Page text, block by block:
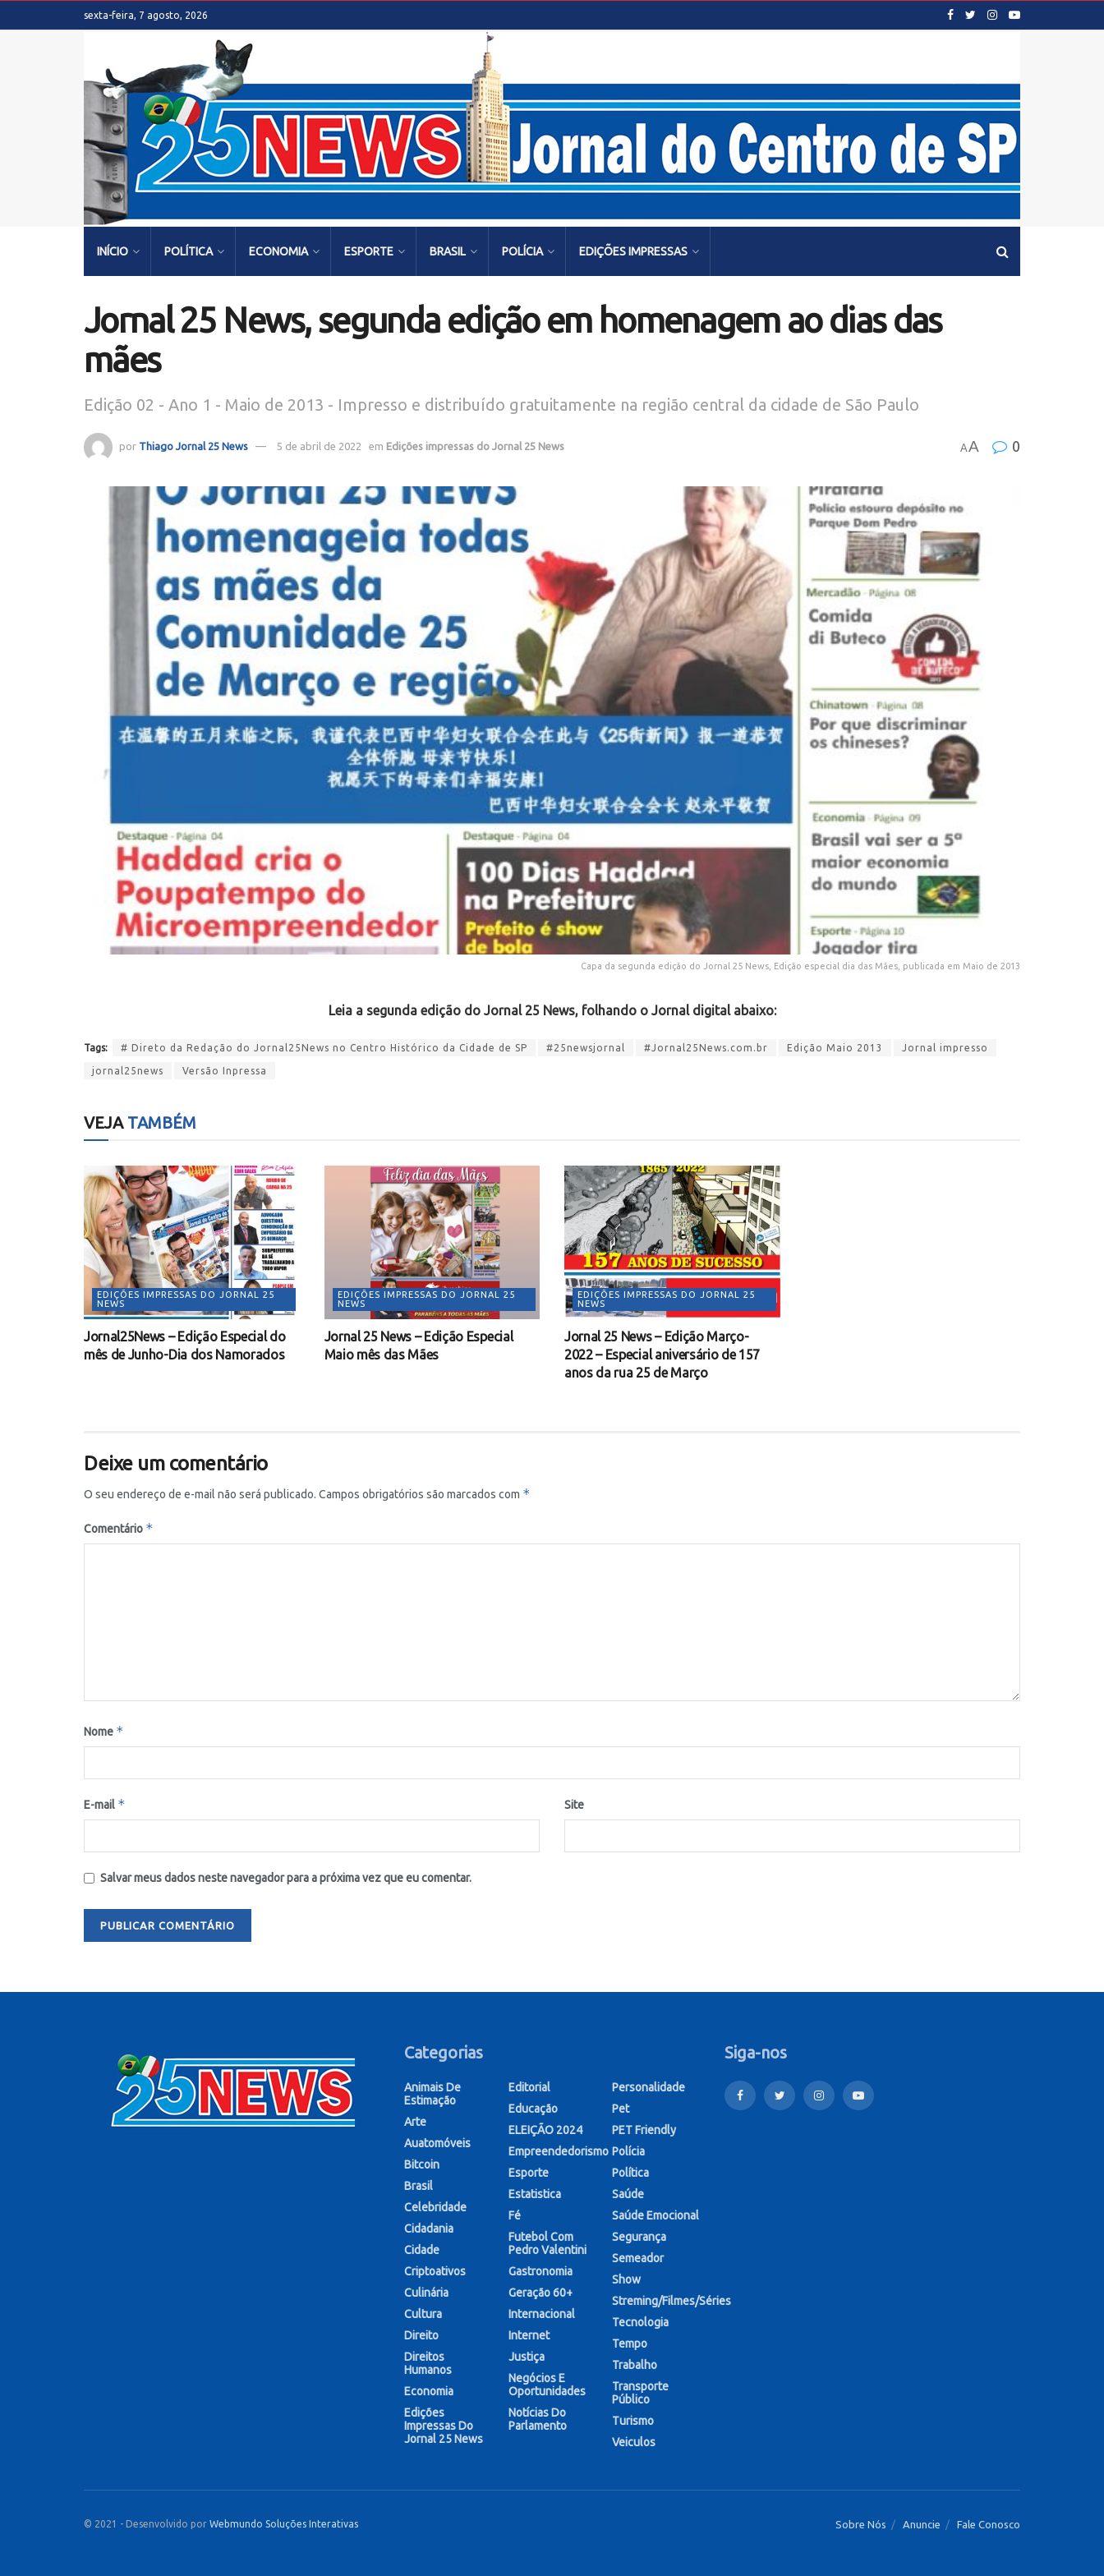
sexta-feira, 7 agosto, 2026
INÍCIO POLÍTICA ECONOMIA ESPORTE BRASIL POLÍCIA EDIÇÕES IMPRESSAS
Jornal 25 News, segunda edição em homenagem ao dias das
mães
Edição 02 - Ano 1 - Maio de 2013 - Impresso e distribuído gratuitamente na região central da cidade de São Paulo
por Thiago Jornal 25 News 5 de abril de 2022 em Edições impressas do Jornal 25 News AA 0
Capa da segunda edição do Jornal 25 News, Edição especial dia das Mães, publicada em Maio de 2013
Leia a segunda edição do Jornal 25 News, folhando o Jornal digital abaixo:
Tags: # Direto da Redação do Jornal25News no Centro Histórico da Cidade de SP #25newsjornal #Jornal25News.com.br Edição Maio 2013 Jornal impresso
jornal25news Versão Inpressa
VEJATAMBÉM
EDIÇÕES IMPRESSAS DO JORNAL 25
NEWS
Jornal25News – Edição Especial do
mês de Junho-Dia dos Namorados
EDIÇÕES IMPRESSAS DO JORNAL 25
NEWS
Jornal 25 News – Edição Especial
Maio mês das Mães
EDIÇÕES IMPRESSAS DO JORNAL 25
NEWS
Jornal 25 News – Edição Março-
2022 – Especial aniversário de 157
anos da rua 25 de Março
Deixe um comentário
O seu endereço de e-mail não será publicado. Campos obrigatórios são marcados com *
Comentário *
Nome *
E-mail * Site
Salvar meus dados neste navegador para a próxima vez que eu comentar.
Categorias
Animais De
Estimação
Arte
Auatomóveis
Bitcoin
Brasil
Celebridade
Cidadania
Cidade
Criptoativos
Culinária
Cultura
Direito
Direitos
Humanos
Economia
Edições
Impressas Do
Jornal 25 News
Editorial
Educação
ELEIÇÃO 2024
Empreendedorismo
Esporte
Estatistica
Fé
Futebol Com
Pedro Valentini
Gastronomia
Geração 60+
Internacional
Internet
Justiça
Negócios E
Oportunidades
Notícias Do
Parlamento
Personalidade
Pet
PET Friendly
Polícia
Política
Saúde
Saúde Emocional
Segurança
Semeador
Show
Streming/Filmes/Séries
Tecnologia
Tempo
Trabalho
Transporte
Público
Turismo
Veiculos
Siga-nos
Sobre Nós Anuncie Fale Conosco
© 2021 - Desenvolvido por Webmundo Soluções Interativas